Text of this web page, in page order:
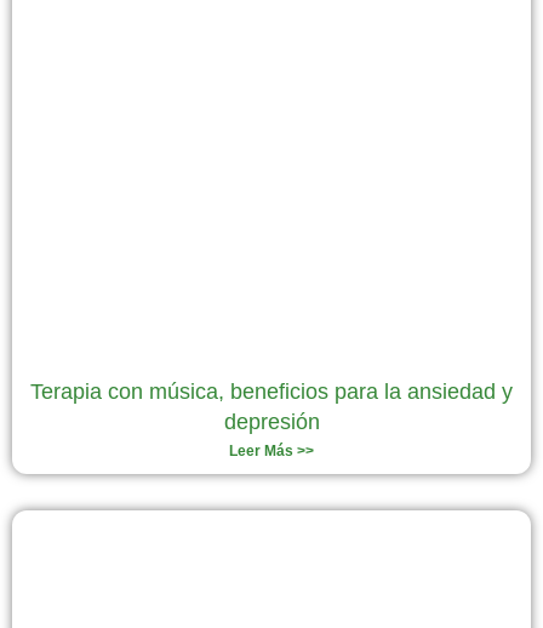
Terapia con música, beneficios para la ansiedad y
depresión
Leer Más >>